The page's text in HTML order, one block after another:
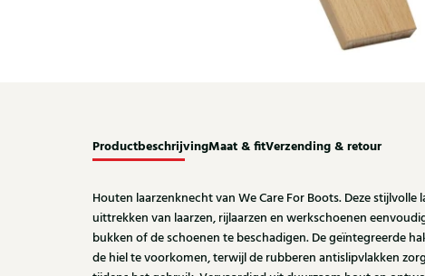
ProductbeschrijvingMaat & fitVerzending & retour
Houten laarzenknecht van We Care For Boots. Deze
uittrekken van laarzen, rijlaarzen en werkschoenen
bukken of de schoenen te beschadigen. De geïntegreerde
de hiel te voorkomen, terwijl de rubberen antislipvlakken